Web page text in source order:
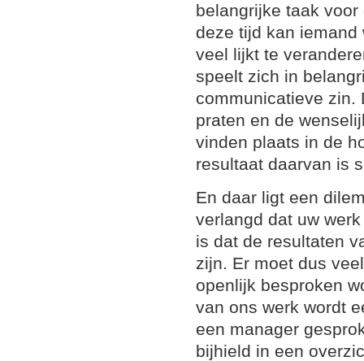
belangrijke taak
deze tijd kan iemand
veel lijkt te
speelt zich in
communicatieve zin.
praten en de
vinden plaats in de
resultaat daarvan is
En daar ligt een
verlangd dat uw
is dat de resultaten
zijn. Er moet dus
openlijk besproken
van ons werk wordt
een manager
bijhield in een